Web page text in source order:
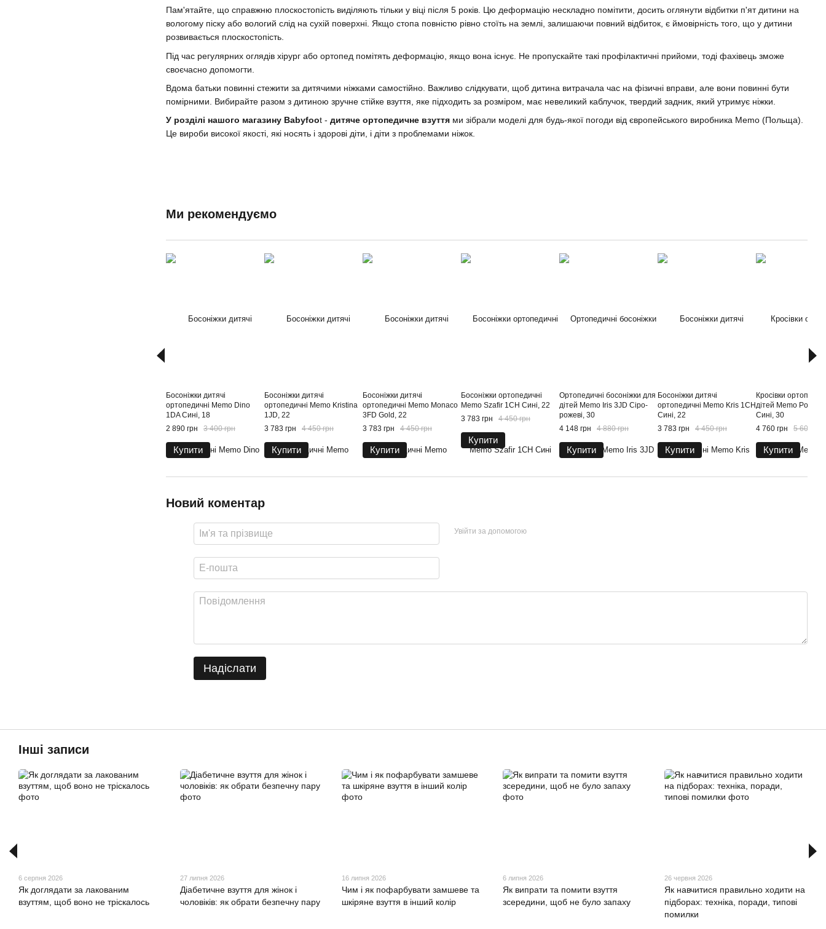
Пам'ятайте, що справжню плоскостопість виділяють тільки у віці після 5 років. Цю деформацію нескладно помітити, досить оглянути відбитки п'ят дитини на
вологому піску або вологий слід на сухій поверхні. Якщо стопа повністю рівно стоїть на землі, залишаючи повний відбиток, є ймовірність того, що у дитини
розвивається плоскостопість.
Під час регулярних оглядів хірург або ортопед помітять деформацію, якщо вона існує. Не пропускайте такі профілактичні прийоми, тоді фахівець зможе
своєчасно допомогти.
Вдома батьки повинні стежити за дитячими ніжками самостійно. Важливо слідкувати, щоб дитина витрачала час на фізичні вправи, але вони повинні бути
помірними. Вибирайте разом з дитиною зручне стійке взуття, яке підходить за розміром, має невеликий каблучок, твердий задник, який утримує ніжки.
У розділі нашого магазину Babyfoot - дитяче ортопедичне взуття ми зібрали моделі для будь-якої погоди від європейського виробника Memo (Польща).
Це вироби високої якості, які носять і здорові діти, і діти з проблемами ніжок.
Ми рекомендуємо
Босоніжки дитячі
ортопедичні Memo Dino
1DA Сині, 18
2 890 грн
3 400 грн
Купити
Босоніжки дитячі
ортопедичні Memo Kristina
1JD, 22
3 783 грн
4 450 грн
Купити
Босоніжки дитячі
ортопедичні Memo Monaco
3FD Gold, 22
3 783 грн
4 450 грн
Купити
Босоніжки ортопедичні
Memo Szafir 1CH Сині, 22
3 783 грн
4 450 грн
Купити
Ортопедичні босоніжки для
дітей Memo Iris 3JD Сіро-
рожеві, 30
4 148 грн
4 880 грн
Купити
Босоніжки дитячі
ортопедичні Memo Kris 1CH
Cині, 22
3 783 грн
4 450 грн
Купити
Кросівки
дітей Memo
Сині, 30
4 760 грн
5 600 грн
Купити
Новий коментар
Увійти за допомогою
Надіслати
Інші записи
6 серпня 2026
Як доглядати за лакованим
взуттям, щоб воно не тріскалось
27 липня 2026
Діабетичне взуття для жінок і
чоловіків: як обрати безпечну пару
16 липня 2026
Чим і як пофарбувати замшеве та
шкіряне взуття в інший колір
6 липня 2026
Як випрати та помити взуття
зсередини, щоб не було запаху
26 червня 2026
Як навчитися правильно ходити на
підборах: техніка, поради, типові
помилки